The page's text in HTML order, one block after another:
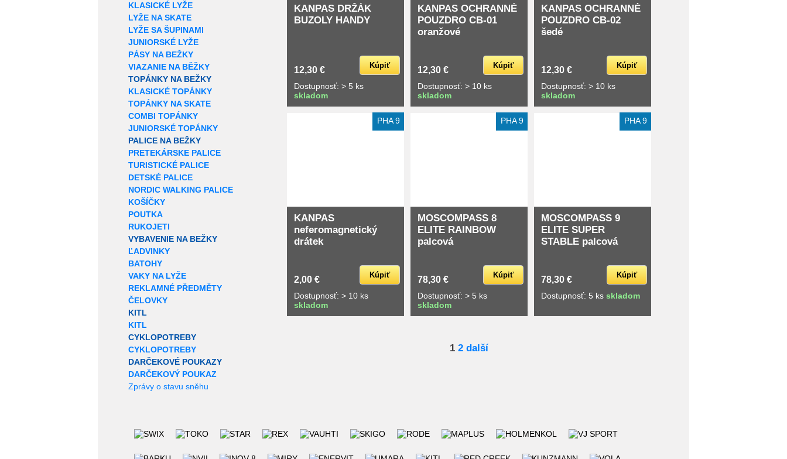
KLASICKÉ LYŽE
LYŽE NA SKATE
LYŽE SA ŠUPINAMI
JUNIORSKÉ LYŽE
PÁSY NA BEŽKY
VIAZANIE NA BĚŽKY
TOPÁNKY NA BEŽKY
KLASICKÉ TOPÁNKY
TOPÁNKY NA SKATE
COMBI TOPÁNKY
JUNIORSKÉ TOPÁNKY
PALICE NA BEŽKY
PRETEKÁRSKE PALICE
TURISTICKÉ PALICE
DETSKÉ PALICE
NORDIC WALKING PALICE
KOŠÍČKY
POUTKA
RUKOJETI
VYBAVENIE NA BEŽKY
ĽADVINKY
BATOHY
VAKY NA LYŽE
REKLAMNÉ PŘEDMĚTY
ČELOVKY
KITL
KITL
CYKLOPOTREBY
CYKLOPOTREBY
DARČEKOVÉ POUKAZY
DARČEKOVÝ POUKAZ
Zprávy o stavu sněhu
KANPAS DRŽÁK
BUZOLY HANDY
12,30 € Kúpiť
Dostupnosť: > 5 ks
skladom
KANPAS OCHRANNÉ
POUZDRO CB-01
oranžové
12,30 € Kúpiť
Dostupnosť: > 10 ks
skladom
KANPAS OCHRANNÉ
POUZDRO CB-02
šedé
12,30 € Kúpiť
Dostupnosť: > 10 ks
skladom
PHA 9
KANPAS
neferomagnetický
drátek
2,00 € Kúpiť
Dostupnosť: > 10 ks
skladom
PHA 9
MOSCOMPASS 8
ELITE RAINBOW
palcová
78,30 € Kúpiť
Dostupnosť: > 5 ks
skladom
PHA 9
MOSCOMPASS 9
ELITE SUPER
STABLE palcová
78,30 € Kúpiť
Dostupnosť: 5 ks skladom
1 2 další